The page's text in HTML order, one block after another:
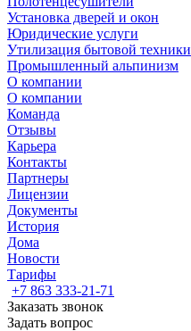
Установка дверей и окон
Юридические услуги
Утилизация бытовой техники
Промышленный альпинизм
О компании
О компании
Команда
Отзывы
Карьера
Контакты
Партнеры
Лицензии
Документы
История
Дома
Новости
Тарифы
+7 863 333-21-71
Заказать звонок
Задать вопрос